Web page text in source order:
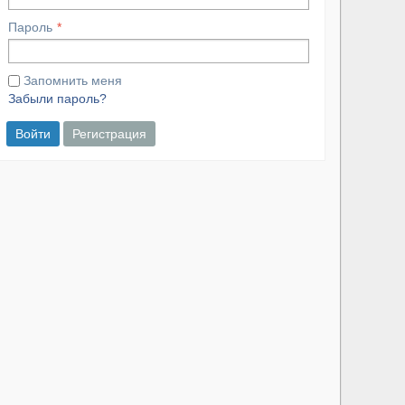
Пароль
Запомнить меня
Забыли пароль?
Войти Регистрация